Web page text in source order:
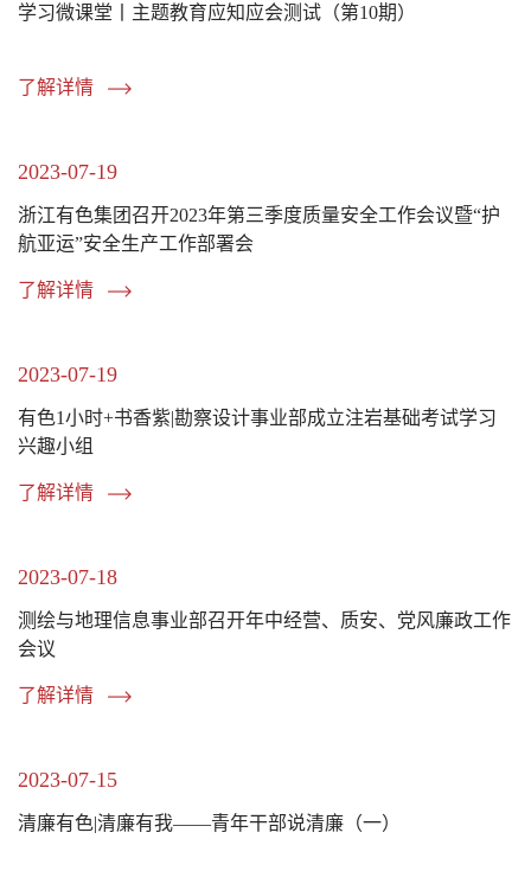
学习微课堂丨主题教育应知应会测试（第10期）
了解详情
2023-07-19
浙江有色集团召开2023年第三季度质量安全工作会议暨“护
航亚运”安全生产工作部署会
了解详情
2023-07-19
有色1小时+书香紫|勘察设计事业部成立注岩基础考试学习
兴趣小组
了解详情
2023-07-18
测绘与地理信息事业部召开年中经营、质安、党风廉政工作
会议
了解详情
2023-07-15
清廉有色|清廉有我——青年干部说清廉（一）